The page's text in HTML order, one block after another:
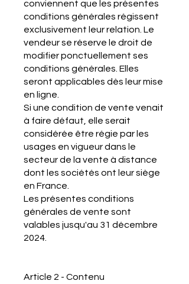
conviennent que les présentes
conditions générales régissent
exclusivement leur relation. Le
vendeur se réserve le droit de
modifier ponctuellement ses
conditions générales. Elles
seront applicables dès leur mise
en ligne.
Si une condition de vente venait
à faire défaut, elle serait
considérée être régie par les
usages en vigueur dans le
secteur de la vente à distance
dont les sociétés ont leur siège
en France.
Les présentes conditions
générales de vente sont
valables jusqu'au 31 décembre
2024.
Article 2 - Contenu